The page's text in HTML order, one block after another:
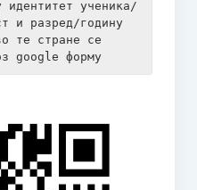
ВЕЗИ ПРИЈЕМНОГ ИСПИТА
2025. год.
идентитет ученика/
и разред/годину
те стране се
google форму